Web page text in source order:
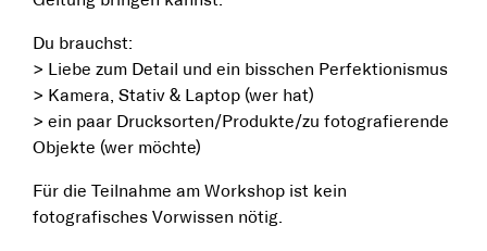
Du brauchst:
> Liebe zum Detail und ein bisschen Perfektionismus
> Kamera, Stativ & Laptop (wer hat)
> ein paar Drucksorten/Produkte/zu fotografierende
Objekte (wer möchte)
Für die Teilnahme am Workshop ist kein
fotografisches Vorwissen nötig.